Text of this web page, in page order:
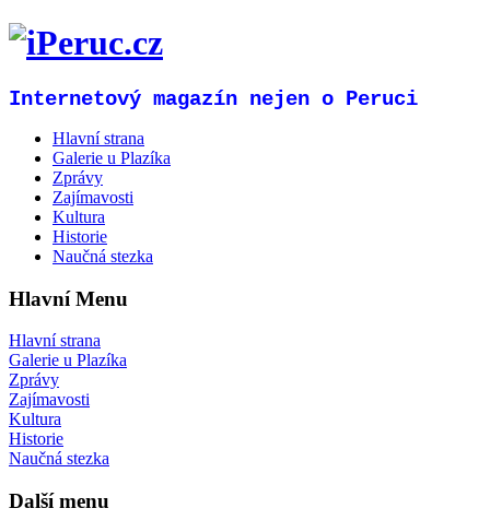
Internetový magazín nejen o Peruci
Hlavní strana
Galerie u Plazíka
Zprávy
Zajímavosti
Kultura
Historie
Naučná stezka
Hlavní Menu
Hlavní strana
Galerie u Plazíka
Zprávy
Zajímavosti
Kultura
Historie
Naučná stezka
Další menu